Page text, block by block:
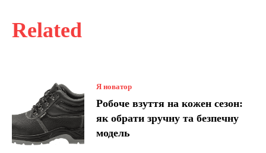
Related
Я новатор
Робоче взуття на кожен сезон:
як обрати зручну та безпечну
модель